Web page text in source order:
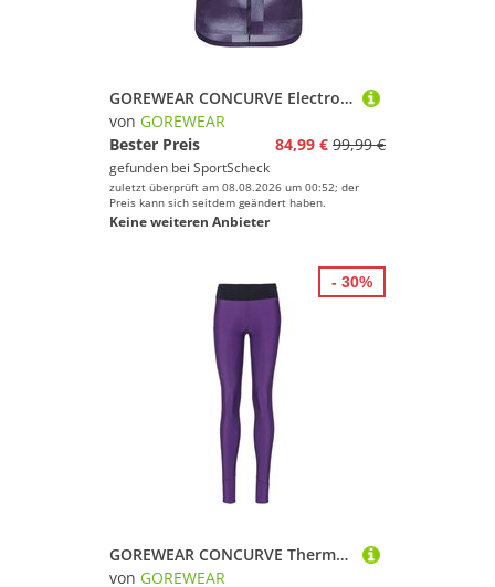
GOREWEAR CONCURVE Electro Laufweste Damen
von GOREWEAR
Bester Preis
84,99 € 99,99 €
gefunden bei SportScheck
zuletzt überprüft am 08.08.2026 um 00:52; der
Preis kann sich seitdem geändert haben.
Keine weiteren Anbieter
GOREWEAR CONCURVE Thermo Lauftights Damen
von GOREWEAR
- 30%